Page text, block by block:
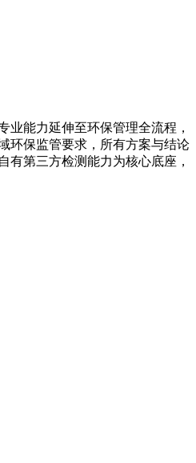
能力延伸至环保管理全流程，
环保监管要求，所有方案与结论
第三方检测能力为核心底座，